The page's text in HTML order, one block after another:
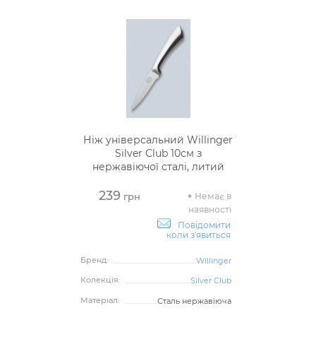
Ніж універсальний Willinger
Silver Club 10см з
нержавіючої сталі, литий
239грн
Немає в
наявності
Повідомити
коли з'явиться
Бренд:
Willinger
Колекція:
Silver Club
Матеріал:
Сталь нержавіюча